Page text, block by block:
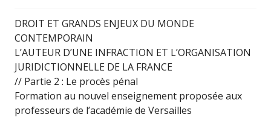
DROIT ET GRANDS ENJEUX DU MONDE
CONTEMPORAIN
L’AUTEUR D’UNE INFRACTION ET L’ORGANISATION
JURIDICTIONNELLE DE LA FRANCE
// Partie 2 : Le procès pénal
Formation au nouvel enseignement proposée aux
professeurs de l’académie de Versailles